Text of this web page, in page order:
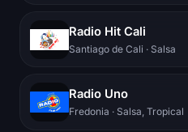
Radio Hit Cali
Santiago de Cali · Salsa
Radio Uno
Fredonia · Salsa, Tropical